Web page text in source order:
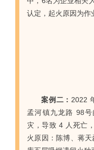
认定，起火原因为作
案例二： 2022
孟河镇九龙路 98
灾，导致 4 人死亡
火原因：陈博、蒋